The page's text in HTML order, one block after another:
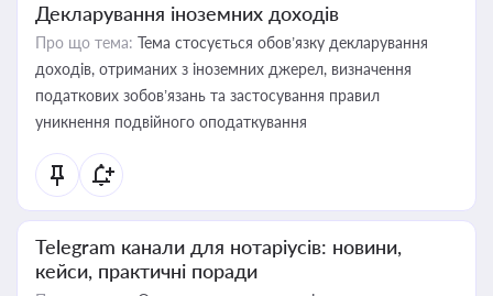
Декларування іноземних доходів
Про що тема: Тема стосується обов’язку декларування
доходів, отриманих з іноземних джерел, визначення
податкових зобов’язань та застосування правил
уникнення подвійного оподаткування
Telegram канали для нотаріусів: новини,
кейси, практичні поради